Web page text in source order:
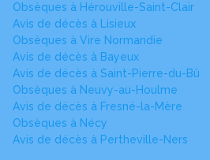
Obsèques à Hérouville-Saint-Clair
Avis de décès à Lisieux
Obsèques à Vire Normandie
Avis de décès à Bayeux
Avis de décès à Saint-Pierre-du-Bû
Obsèques à Neuvy-au-Houlme
Avis de décès à Fresné-la-Mère
Obsèques à Nécy
Avis de décès à Pertheville-Ners